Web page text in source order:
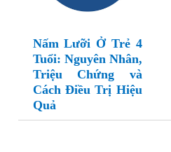
Nấm Lưỡi Ở Trẻ 4
Tuổi: Nguyên Nhân,
Triệu Chứng và
Cách Điều Trị Hiệu
Quả